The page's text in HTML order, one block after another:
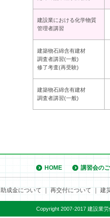
建設業における化学物質
管理者講習
建築物石綿含有建材
調査者講習(一般)
修了考査(再受験)
建築物石綿含有建材
調査者講習(一般)
HOME 講習会の
助成金について 再交付について 建
Copyright 2007-2017 建設業